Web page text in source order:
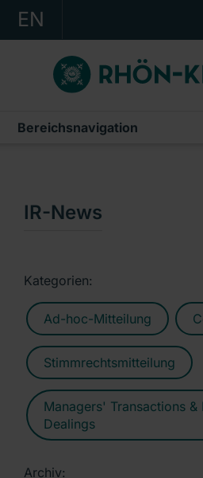
EN
KONZERN
KLINIKEN
KARRIERE
KONTAKT
Bereichsnavigation
Publikationen & Präsentationen
Präsentationen & Conference
IR-News
Kategorien:
Ad-hoc-Mitteilung
Stimmrechtsmitteilung
Managers' Transactions &
Dealings
Archiv: